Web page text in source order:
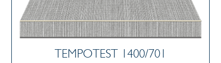
TEMPOTEST 1400/701